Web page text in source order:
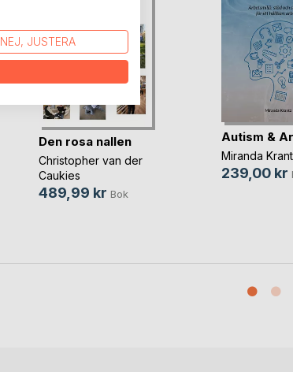
Den rosa nallen
Christopher van der
Caukies
489,99 kr Bok
Autism &
Miranda
239,00 kr
NEJ, JUSTERA